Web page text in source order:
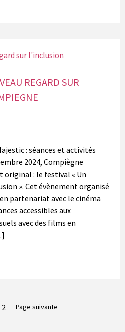
REGARD SUR
: séances et activités
2024, Compiègne
original : le festival « Un
». Cet évènement organisé
partenariat avec le cinéma
accessibles aux
avec des films en
2 Page suivante